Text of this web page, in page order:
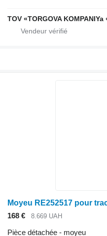
TOV «TORGOVA
168 € 8.669 UAH
Pièce détachée - moyeu